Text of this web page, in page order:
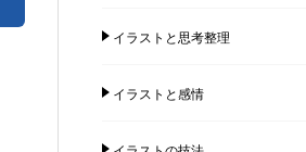
イラストと思考整理
イラストと感情